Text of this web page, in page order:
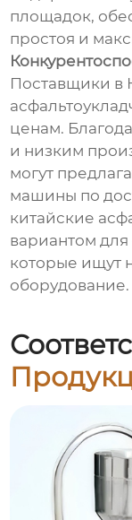
площадок,
простоя и
Поставщики в
ценам.
и низким
могут
машины по
китайские
вариантом
которые ищут
оборудование.